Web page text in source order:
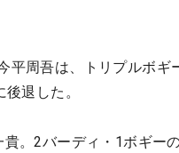
平周吾は、トリプルボギ
退した。
。2バーディ・1ボギー